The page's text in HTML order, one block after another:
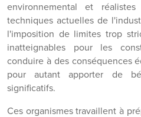
environnemental et
techniques actuelles de
l'imposition de limites trop
inatteignables pour les
conduire à des conséquences
pour autant apporter de
significatifs.
Ces organismes travaillent à